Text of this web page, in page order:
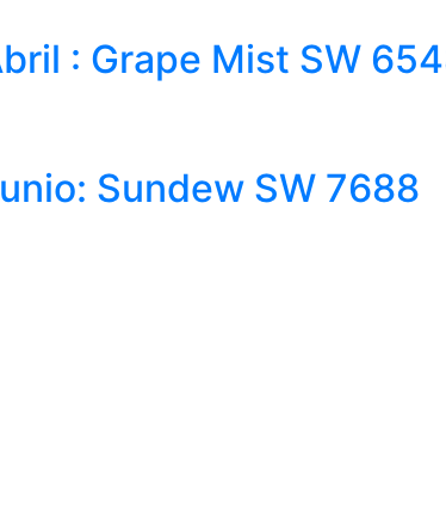
: Grape Mist SW
Sundew SW 7688